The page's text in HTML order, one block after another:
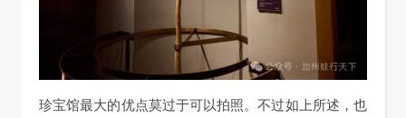
珍宝馆最大的优点莫过于可以拍照。不过如上所述，也